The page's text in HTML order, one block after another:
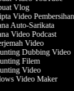
Vlog
Video Pembersihan
Auto-Sarikata
Video Podcast
Video
Dubbing Video
Filem
Video
Video Maker